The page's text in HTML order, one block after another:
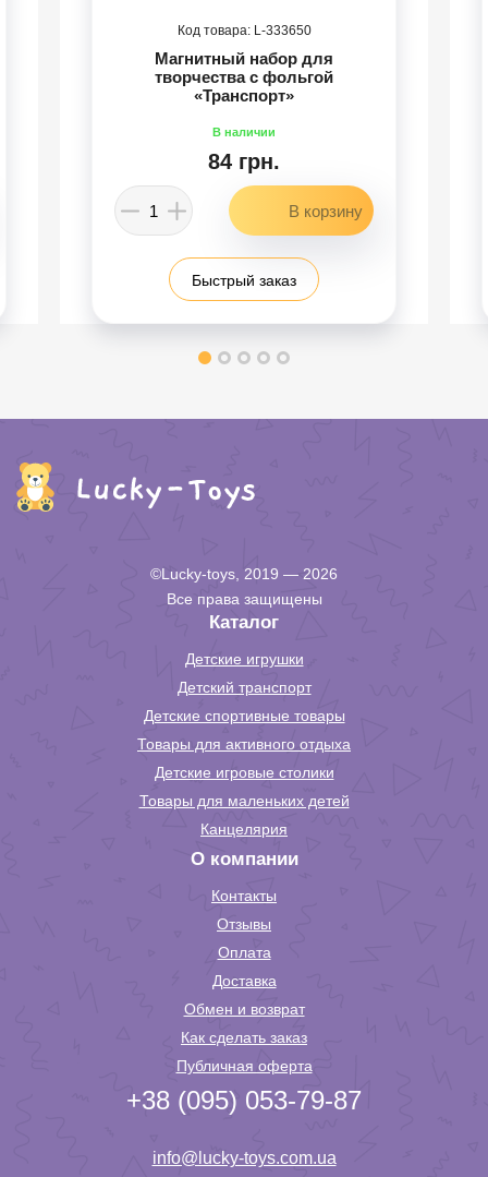
333650
Магнитный набор для
творчества с фольгой
«Транспорт»
84 грн.
Быстрый заказ
©Lucky-toys, 2019 — 2026
Все права защищены
Каталог
Детские игрушки
Детский транспорт
Детские спортивные товары
Товары для активного отдыха
Детские игровые столики
Товары для маленьких детей
Канцелярия
О компании
Контакты
Отзывы
Оплата
Доставка
Обмен и возврат
Как сделать заказ
Публичная оферта
+38 (095) 053-79-87
info@lucky-toys.com.ua